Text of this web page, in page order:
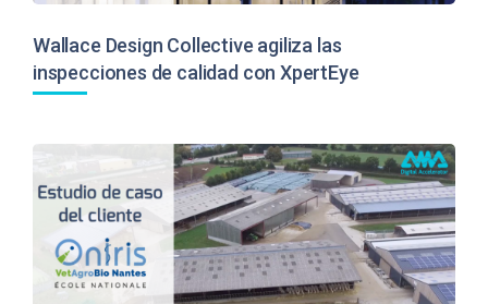
Wallace Design Collective agiliza las
inspecciones de calidad con XpertEye